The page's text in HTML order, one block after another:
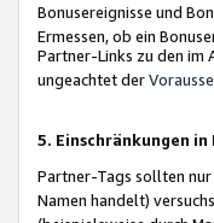
Bonusereignisse und
Ermessen, ob ein
Partner-Links zu den im
ungeachtet der
5. Einschränkungen
Partner-Tags sollten
Namen handelt)